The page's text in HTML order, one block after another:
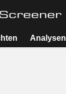
Analysen